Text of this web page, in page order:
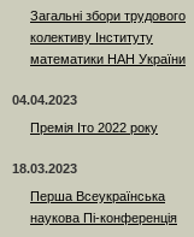
Загальні збори трудового
колективу Інституту
математики НАН України
04.04.2023
Премія Іто 2022 року
18.03.2023
Перша Всеукраїнська
наукова Пі-конференція